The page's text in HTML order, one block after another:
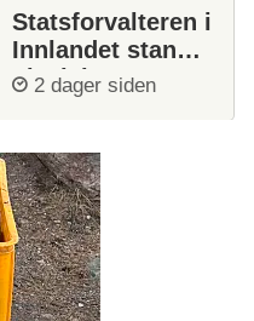
Statsforvalteren i
Innlandet stanser
ulvejakt
2 dager siden